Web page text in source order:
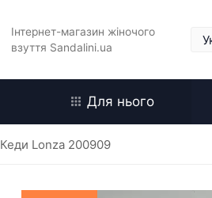
Інтернет-магазин жіночого
взуття Sandalini.ua
Для нього
Кеди Lonza 200909